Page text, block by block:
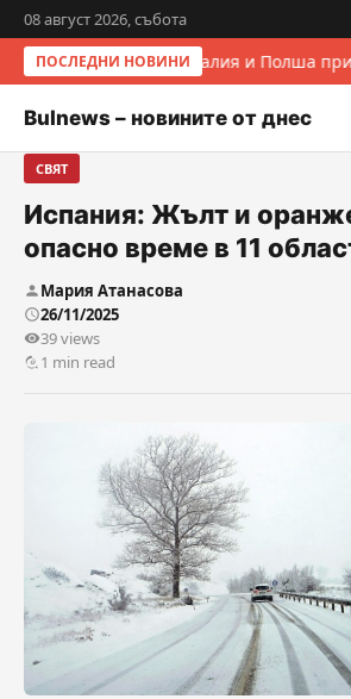
08 август 2026, събота
ПОСЛЕДНИ НОВИНИИталия и Полша
Bulnews – новините от днес
СВЯТ
Испания: Жълт и
опасно време в 11
Мария Атанасова
26/11/2025
39 views
1 min read